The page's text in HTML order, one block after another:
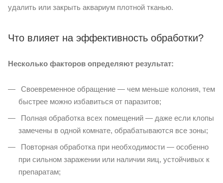
удалить или закрыть аквариум плотной тканью.
Что влияет на эффективность обработки?
Несколько факторов определяют результат:
Своевременное обращение — чем меньше колония, тем
быстрее можно избавиться от паразитов;
Полная обработка всех помещений — даже если клопы
замечены в одной комнате, обрабатываются все зоны;
Повторная обработка при необходимости — особенно
при сильном заражении или наличии яиц, устойчивых к
препаратам;